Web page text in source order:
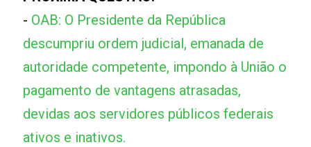
- OAB: O Presidente da República
descumpriu ordem judicial, emanada de
autoridade competente, impondo à União o
pagamento de vantagens atrasadas,
devidas aos servidores públicos federais
ativos e inativos.